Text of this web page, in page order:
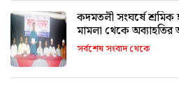
কদমতলী সংঘর্ষে শ্রমিক হত্যার
মামলা থেকে অব্যাহতির
সর্বশেষ সংবাদ থেকে